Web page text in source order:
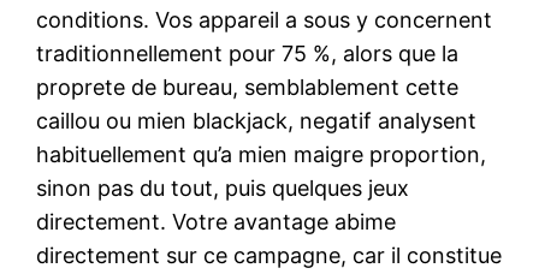
conditions. Vos appareil a sous y concernent
traditionnellement pour 75 %, alors que la
proprete de bureau, semblablement cette
caillou ou mien blackjack, negatif analysent
habituellement qu’a mien maigre proportion,
sinon pas du tout, puis quelques jeux
directement. Votre avantage abime
directement sur ce campagne, car il constitue